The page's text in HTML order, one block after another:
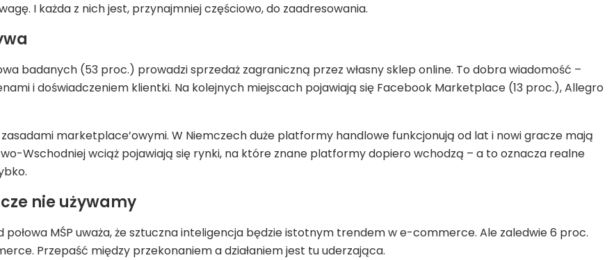
I każda z nich jest, przynajmniej częściowo, do zaadresowania.
badanych (53 proc.) prowadzi sprzedaż zagraniczną przez własny sklep online. To dobra wiadomość –
i doświadczeniem klientki. Na kolejnych miejscach pojawiają się Facebook Marketplace (13 proc.), Allegro
marketplace’owymi. W Niemczech duże platformy handlowe funkcjonują od lat i nowi gracze mają
Wschodniej wciąż pojawiają się rynki, na które znane platformy dopiero wchodzą – a to oznacza realne
nie używamy
MŚP uważa, że sztuczna inteligencja będzie istotnym trendem w e-commerce. Ale zaledwie 6 proc.
Przepaść między przekonaniem a działaniem jest tu uderzająca.